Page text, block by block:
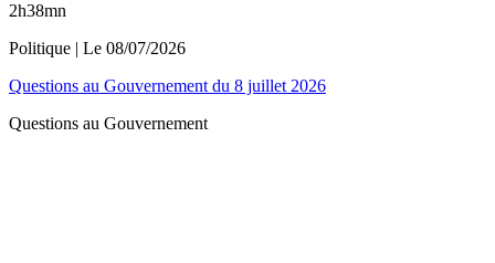
2h38mn
Politique | Le 08/07/2026
Questions au Gouvernement du 8 juillet 2026
Questions au Gouvernement